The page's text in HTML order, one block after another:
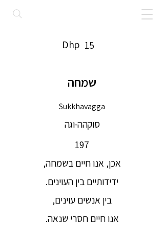
15
Dhp
שמחה
Sukkhavagga
סוקהה-וגה
197
אכן, אנו חיים בשמחה,
ידידותיים בין העוינים.
בין אנשים עוינים,
אנו חיים חסרי שנאה.